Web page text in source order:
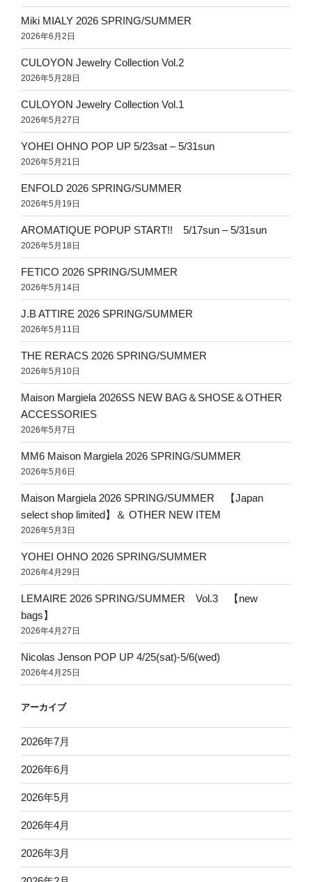
Miki MIALY 2026 SPRING/SUMMER
2026年6月2日
CULOYON Jewelry Collection Vol.2
2026年5月28日
CULOYON Jewelry Collection Vol.1
2026年5月27日
YOHEI OHNO POP UP 5/23sat – 5/31sun
2026年5月21日
ENFOLD 2026 SPRING/SUMMER
2026年5月19日
AROMATIQUE POPUP START!! 5/17sun – 5/31sun
2026年5月18日
FETICO 2026 SPRING/SUMMER
2026年5月14日
J.B ATTIRE 2026 SPRING/SUMMER
2026年5月11日
THE RERACS 2026 SPRING/SUMMER
2026年5月10日
Maison Margiela 2026SS NEW BAG＆SHOSE＆OTHER
ACCESSORIES
2026年5月7日
MM6 Maison Margiela 2026 SPRING/SUMMER
2026年5月6日
Maison Margiela 2026 SPRING/SUMMER 【Japan
select shop limited】＆ OTHER NEW ITEM
2026年5月3日
YOHEI OHNO 2026 SPRING/SUMMER
2026年4月29日
LEMAIRE 2026 SPRING/SUMMER Vol.3 【new
bags】
2026年4月27日
Nicolas Jenson POP UP 4/25(sat)-5/6(wed)
2026年4月25日
アーカイブ
2026年7月
2026年6月
2026年5月
2026年4月
2026年3月